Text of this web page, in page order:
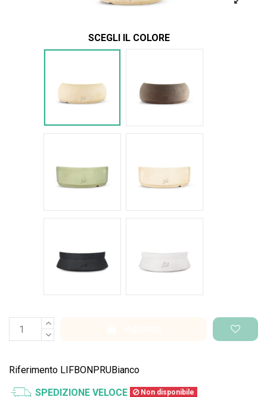
SCEGLI IL COLORE
Riferimento LIFBONPRUBianco
SPEDIZIONE VELOCE Non disponibile